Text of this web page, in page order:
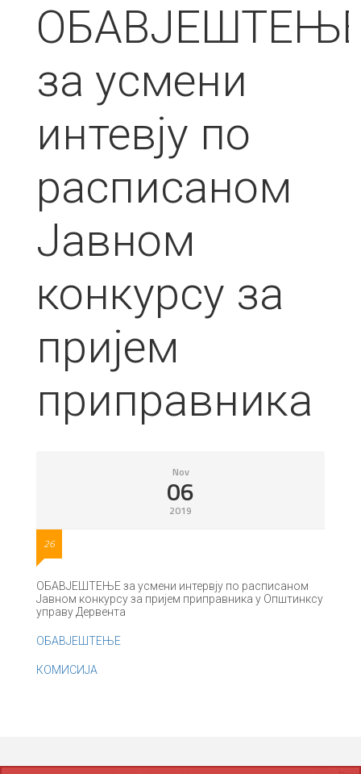
за усмени
интевју по
расписаном
Јавном
конкурсу за
пријем
приправника
Nov
06
2019
26
ОБАВЈЕШТЕЊЕ за усмени интервју по расписаном
Јавном конкурсу за пријем приправника у Општинксу
управу Дервента
ОБАВЈЕШТЕЊЕ
КОМИСИЈА